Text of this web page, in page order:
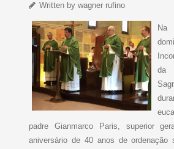
Written by wagner rufino
da
padre Gianmarco Paris, superior
aniversário de 40 anos de ordenação